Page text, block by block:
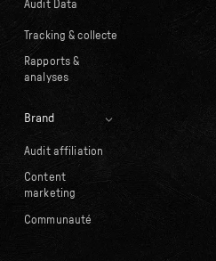
Audit Data
Tracking & collecte
Rapports &
analyses
Brand
Audit affiliation
Content
marketing
Communauté